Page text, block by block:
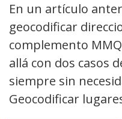
En un artículo
geocodificar
complemento
allá con dos casos
siempre sin
Geocodificar